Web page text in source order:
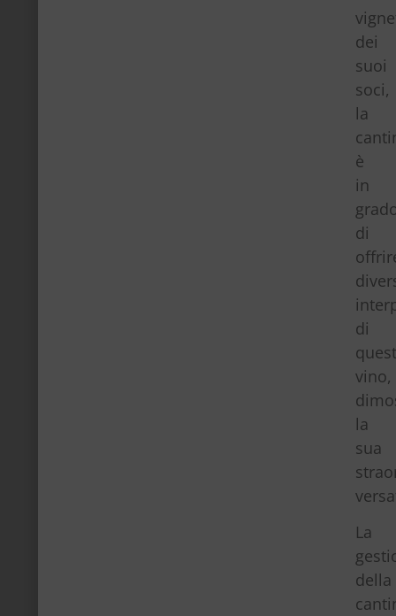
dei
suoi
soci,
la
è
in
di
di
vino,
la
sua
La
della